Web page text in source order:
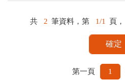
共 2 筆資料，第 1/1 頁，
第一頁 1